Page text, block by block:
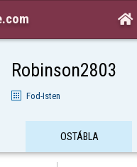

Robinson2803
Fod-Isten
OSTÁBLA